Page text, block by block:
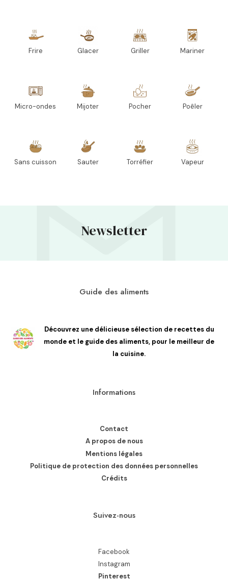
Frire Glacer Griller Mariner
Micro-ondes Mijoter Pocher Poêler
Sans cuisson Sauter Torréfier Vapeur
Newsletter
Guide des aliments
Découvrez une délicieuse sélection de recettes du
monde et le guide des aliments, pour le meilleur de
la cuisine.
Informations
Contact
A propos de nous
Mentions légales
Politique de protection des données personnelles
Crédits
Suivez-nous
Facebook
Instagram
Pinterest